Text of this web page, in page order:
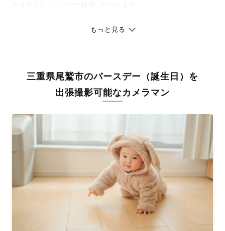
ありのままの空気感を大切に、何十年経っても見返したくなるよ
料金は全国どこでも一律。わかりやすく安心の価格設定です。オ
リジナルの研修と厳正な審査に合格し、撮影技術やホスピタリテ
ィを身につけたプロのカメラマンが全国47都道府県に在籍してい
験をお届けします。
丁寧なレタッチで思い出を美しく仕上げます
撮影後は、独自の編集技術で写真の明るさや色合いを丁寧に調
整。自然な雰囲気を残しつつも、おしゃれで洗練された仕上がり
に。きっと「こんな写真を撮ってほしかった！」と思える一枚に
出会えます。まずは、ラブグラフの撮影事例をご覧ください。
もっと見る
三重県尾鷲市のバースデー（誕生日）を
出張撮影可能なカメラマン